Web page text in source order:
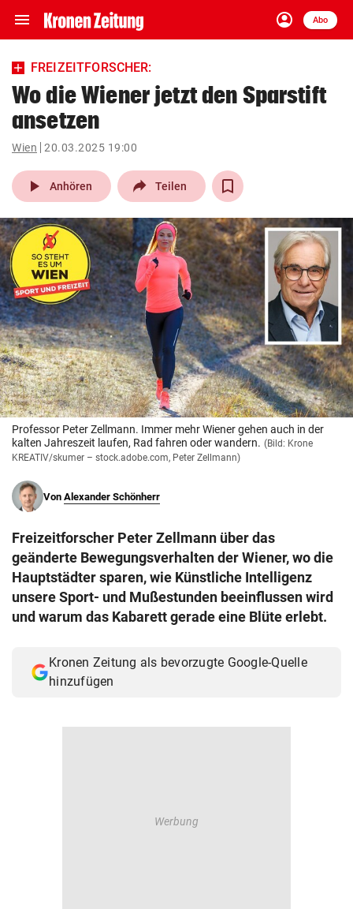
menu Navigation
ein-/ausklappen
account_circle
Anmelden
Abo
close Schließen
account_circle Anmelden
pin_drop
Wien arrow_right
bookmark
search
Suchbegriff
eingeben
© Krone Multimedia GmbH & Co KG 2026
Muthgasse 2, 1190 Wien
FREIZEITFORSCHER:
Wo die Wiener jetzt den Sparstift
ansetzen
Wien 20.03.2025 19:00
play_arrow Anhören Teilen
Professor Peter Zellmann. Immer mehr Wiener gehen auch in der
kalten Jahreszeit laufen, Rad fahren oder wandern. (Bild: Krone
KREATIV/skumer – stock.adobe.com, Peter Zellmann)
Von Alexander Schönherr
Freizeitforscher Peter Zellmann über das
geänderte Bewegungsverhalten der Wiener, wo die
Hauptstädter sparen, wie Künstliche Intelligenz
unsere Sport- und Mußestunden beeinflussen wird
und warum das Kabarett gerade eine Blüte erlebt.
Kronen Zeitung als bevorzugte Google-Quelle
hinzufügen